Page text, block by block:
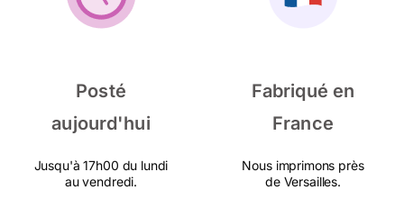
Posté
aujourd'hui
Jusqu'à 17h00 du lundi
au vendredi.
Fabriqué en
France
Nous imprimons près
de Versailles.